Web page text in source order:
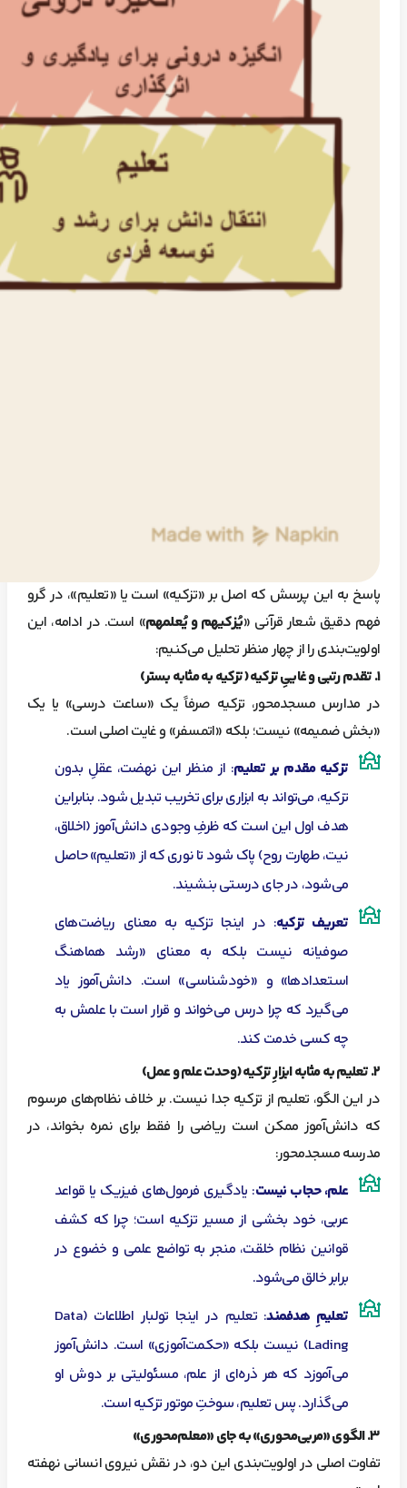
پاسخ به این پرسش که اصل بر «تزکیه» است یا «تعلیم»، در گرو
فهم دقیق شعار قرآنی «یُزکیهم و یُعلمهم» است. در ادامه، این
اولویت‌بندی را از چهار منظر تحلیل می‌کنیم:
۱. تقدم رتبی و غاییِ تزکیه (تزکیه به مثابه بستر)
در مدارس مسجدمحور، تزکیه صرفاً یک «ساعت درسی» یا یک
«بخش ضمیمه» نیست؛ بلکه «اتمسفر» و غایت اصلی است.
تزکیه مقدم بر تعلیم: از منظر این نهضت، عقلِ بدون
تزکیه، می‌تواند به ابزاری برای تخریب تبدیل شود. بنابراین
هدف اول این است که ظرفِ وجودی دانش‌آموز (اخلاق،
نیت، طهارت روح) پاک شود تا نوری که از «تعلیم» حاصل
می‌شود، در جای درستی بنشیند.
تعریف تزکیه: در اینجا تزکیه به معنای ریاضت‌های
صوفیانه نیست بلکه به معنای «رشد هماهنگ
استعدادها» و «خودشناسی» است. دانش‌آموز یاد
می‌گیرد که چرا درس می‌خواند و قرار است با علمش به
چه کسی خدمت کند.
۲. تعلیم به مثابه ابزارِ تزکیه (وحدت علم و عمل)
در این الگو، تعلیم از تزکیه جدا نیست. بر خلاف نظام‌های مرسوم
که دانش‌آموز ممکن است ریاضی را فقط برای نمره بخواند، در
مدرسه مسجدمحور:
علم، حجاب نیست: یادگیری فرمول‌های فیزیک یا قواعد
عربی، خود بخشی از مسیر تزکیه است؛ چرا که کشف
قوانین نظام خلقت، منجر به تواضع علمی و خضوع در
برابر خالق می‌شود.
تعلیمِ هدفمند
: تعلیم در اینجا تولبار اطلاعات (Data
Lading) نیست بلکه «حکمت‌آموزی» است. دانش‌آموز
می‌آموزد که هر ذره‌ای از علم، مسئولیتی بر دوش او
می‌گذارد. پس تعلیم، سوختِ موتور تزکیه است.
۳. الگوی «مربی‌محوری» به جای «معلم‌محوری»
تفاوت اصلی در اولویت‌بندی این دو، در نقش نیروی انسانی نهفته